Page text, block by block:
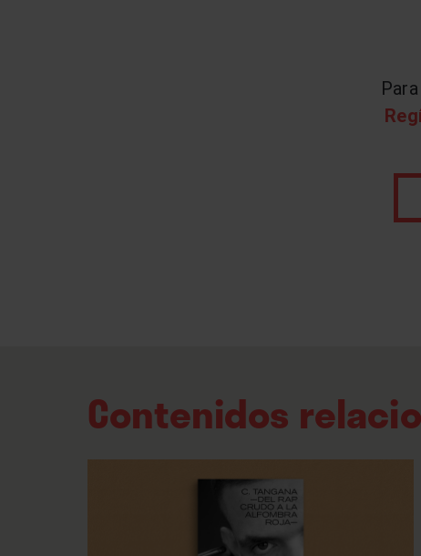
consecutivos tras “Nunca
bar, ese contexto que de
Contenidos